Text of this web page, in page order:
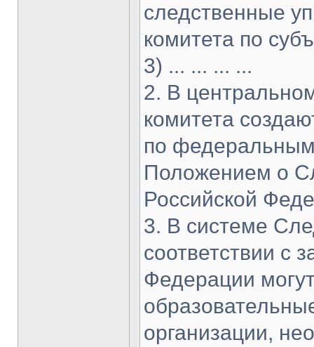
следственные
комитета по
3) ... ... ... ...
2. В
комитета
по федеральным
Положением о
Российской
3. В системе
соответствии с
Федерации
организации,